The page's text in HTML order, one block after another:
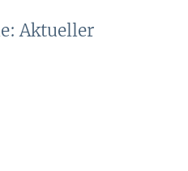
Aktueller